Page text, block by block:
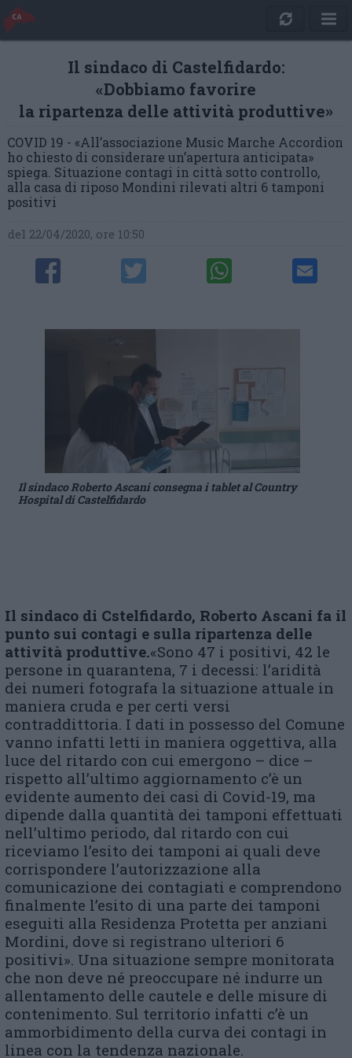
Il sindaco di Castelfidardo:
«Dobbiamo favorire
la ripartenza delle attività produttive»
COVID 19 - «All’associazione Music Marche Accordion
ho chiesto di considerare un’apertura anticipata»
spiega. Situazione contagi in città sotto controllo,
alla casa di riposo Mondini rilevati altri 6 tamponi
positivi
del 22/04/2020, ore 10:50
Il sindaco Roberto Ascani consegna i tablet al Country
Hospital di Castelfidardo
Il sindaco di Cstelfidardo, Roberto Ascani fa il
punto sui contagi e sulla ripartenza delle
attività produttive.«Sono 47 i positivi, 42 le
persone in quarantena, 7 i decessi: l’aridità
dei numeri fotografa la situazione attuale in
maniera cruda e per certi versi
contraddittoria. I dati in possesso del Comune
vanno infatti letti in maniera oggettiva, alla
luce del ritardo con cui emergono – dice –
rispetto all’ultimo aggiornamento c’è un
evidente aumento dei casi di Covid-19, ma
dipende dalla quantità dei tamponi effettuati
nell’ultimo periodo, dal ritardo con cui
riceviamo l’esito dei tamponi ai quali deve
corrispondere l’autorizzazione alla
comunicazione dei contagiati e comprendono
finalmente l’esito di una parte dei tamponi
eseguiti alla Residenza Protetta per anziani
Mordini, dove si registrano ulteriori 6
positivi». Una situazione sempre monitorata
che non deve né preoccupare né indurre un
allentamento delle cautele e delle misure di
contenimento. Sul territorio infatti c’è un
ammorbidimento della curva dei contagi in
linea con la tendenza nazionale.